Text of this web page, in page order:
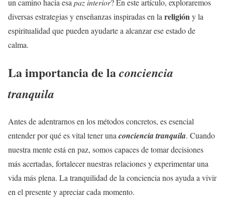
un camino hacia esa paz interior? En este artículo, exploraremos
diversas estrategias y enseñanzas inspiradas en la religióny la
espiritualidad que pueden ayudarte a alcanzar ese estado de
calma.
La importancia de laconciencia
tranquila
Antes de adentrarnos en los métodos concretos, es esencial
entender por qué es vital tener una conciencia tranquila. Cuando
nuestra mente está en paz, somos capaces de tomar decisiones
más acertadas, fortalecer nuestras relaciones y experimentar una
vida más plena. La tranquilidad de la conciencia nos ayuda a vivir
en el presente y apreciar cada momento.